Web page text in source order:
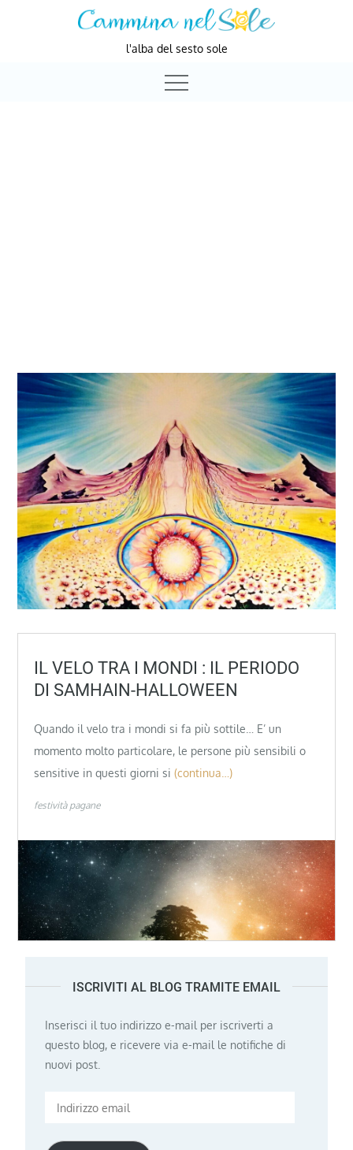
l'alba del sesto sole
IL VELO TRA I MONDI : IL PERIODO
DI SAMHAIN-HALLOWEEN
Quando il velo tra i mondi si fa più sottile… E’ un
momento molto particolare, le persone più sensibili o
sensitive in questi giorni si (continua…)
festività pagane
ISCRIVITI AL BLOG TRAMITE EMAIL
Inserisci il tuo indirizzo e-mail per iscriverti a
questo blog, e ricevere via e-mail le notifiche di
nuovi post.
Indirizzo